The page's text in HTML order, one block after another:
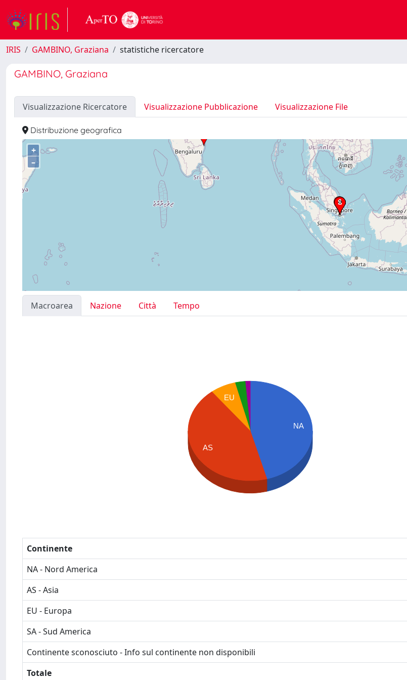
IRIS GAMBINO, Graziana statistiche ricercatore
GAMBINO, Graziana
Visualizzazione Ricercatore Visualizzazione Pubblicazione Visualizzazione File
Distribuzione geografica
+
–
Macroarea Nazione Città
Tempo
NA
EU
AS
Continente
NA - Nord America
AS - Asia
EU - Europa
SA - Sud America
Continente sconosciuto - Info sul continente non disponibili
Totale